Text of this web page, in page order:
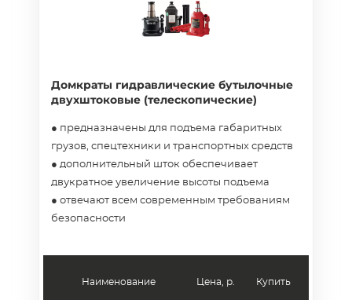
Домкраты гидравлические бутылочные
двухштоковые (телескопические)
● предназначены для подъема габаритных
грузов, спецтехники и транспортных средств
● дополнительный шток обеспечивает
двукратное увеличение высоты подъема
● отвечают всем современным требованиям
безопасности
Наименование Цена, р. Купить